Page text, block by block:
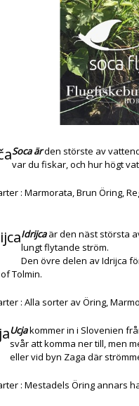
Soca ärden störste av
var du fiskar, och hur högt
: Marmorata, Brun Öring,
Idrijcaär den näst största
lungt flytande ström.
Den övre delen av Idrijca
Tolmin.
: Alla sorter av Öring,
Ucjakommer in i Slovenien
svår att komma ner till, men
eller vid byn Zaga där
: Mestadels Öring annars